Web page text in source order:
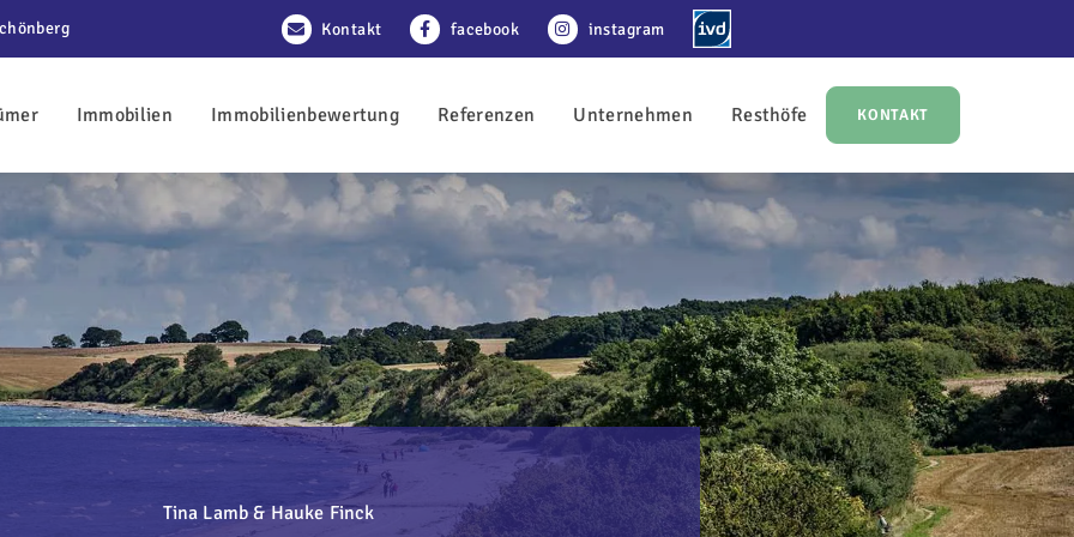
Kontakt facebook instagram
Immobilien Immobilienbewertung Referenzen Unternehmen Resthöfe KONTAKT
Tina Lamb & Hauke Finck